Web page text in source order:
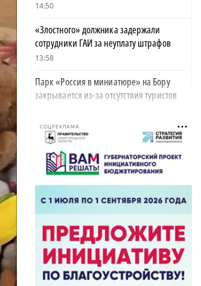
14:50
«Злостного» должника задержали
сотрудники ГАИ за неуплату штрафов
13:58
Парк «Россия в миниатюре» на Бору
закрывается из-за отсутствия туристов
Найти своего человека: как помогают
питомцам в центре «Планета кошек»
13:00
У нижегородских абитуриентов стали
популярны инженерные направления
12:48
Как помощь людям стала главным делом
жизни для нижегородской студентки
12:47
СОЦРЕКЛАМА